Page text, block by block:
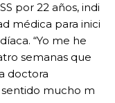
por 22 años, indi
médica para inici
“Yo me he
semanas que
doctora
sentido mucho m